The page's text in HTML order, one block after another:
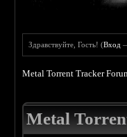
Здравствуйте, Гость! (Вход
Metal Torrent Tracker
Metal